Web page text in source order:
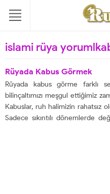
islami rüya
Rüyada Kabus Görmek
Rüyada kabus görme farklı
bilinçaltımızı meşgul ettiğimiz
Kabuslar, ruh halimizin rahatsız
Sadece sıkıntılı dönemlerde